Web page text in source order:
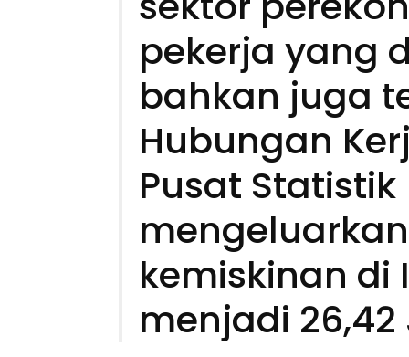
pekerja yang
bahkan juga
Hubungan
Pusat
kemiskinan di
menjadi